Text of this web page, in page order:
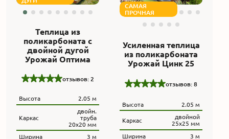
Гарантии
Вакансии
Теплица из
поликарбоната с
двойной дугой
Урожай Оптима
отзывов: 2
Высота 2.05 м
Каркас
двойн.
труба
20x20 мм
Ширина
3 м
САМАЯ
ПРОЧНАЯ
Усиленная теплица
из поликарбоната
Урожай Цинк 25
отзывов: 8
Высота 2.05 м
Каркас
двойной
25х25 мм
Ширина
3 м